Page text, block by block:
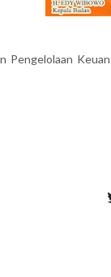
Pengelolaan